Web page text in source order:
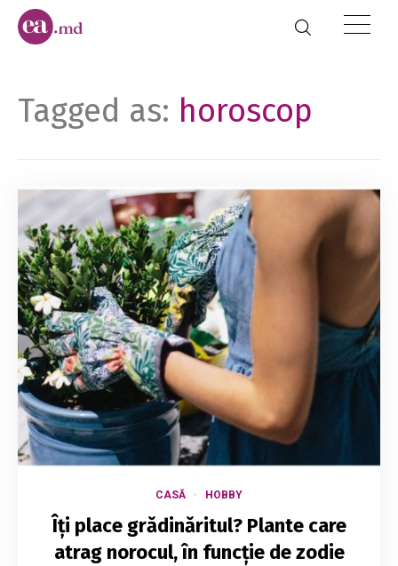
Tagged as: horoscop
CASĂ HOBBY
Îți place grădinăritul? Plante care
atrag norocul, în funcție de zodie